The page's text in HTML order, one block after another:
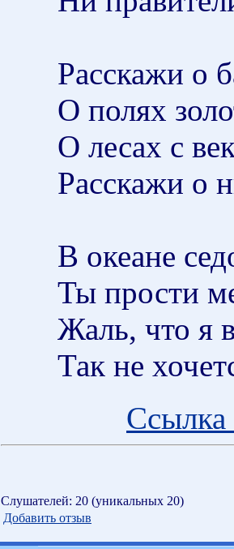
Расскажи о
О полях
О лесах с
Расскажи о
В океане
Ты прости
Жаль, что я
Так не
Ссылка
Слушателей: 20 (уникальных 20)
Добавить отзыв